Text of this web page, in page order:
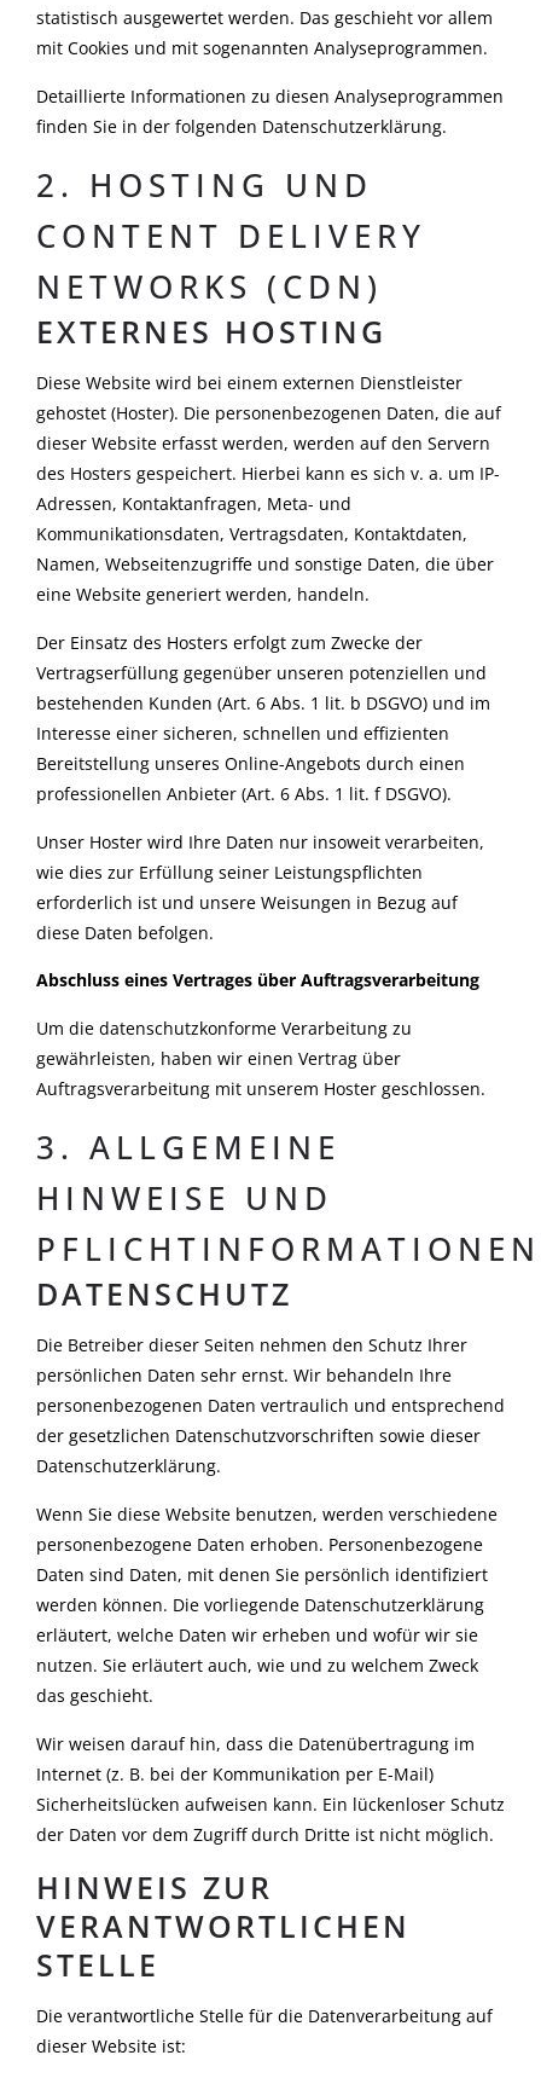
statistisch ausgewertet werden. Das geschieht vor allem
mit Cookies und mit sogenannten Analyseprogrammen.
Detaillierte Informationen zu diesen Analyseprogrammen
finden Sie in der folgenden Datenschutzerklärung.
2. HOSTING UND
CONTENT DELIVERY
NETWORKS (CDN)
EXTERNES HOSTING
Diese Website wird bei einem externen Dienstleister
gehostet (Hoster). Die personenbezogenen Daten, die auf
dieser Website erfasst werden, werden auf den Servern
des Hosters gespeichert. Hierbei kann es sich v. a. um IP-
Adressen, Kontaktanfragen, Meta- und
Kommunikationsdaten, Vertragsdaten, Kontaktdaten,
Namen, Webseitenzugriffe und sonstige Daten, die über
eine Website generiert werden, handeln.
Der Einsatz des Hosters erfolgt zum Zwecke der
Vertragserfüllung gegenüber unseren potenziellen und
bestehenden Kunden (Art. 6 Abs. 1 lit. b DSGVO) und im
Interesse einer sicheren, schnellen und effizienten
Bereitstellung unseres Online-Angebots durch einen
professionellen Anbieter (Art. 6 Abs. 1 lit. f DSGVO).
Unser Hoster wird Ihre Daten nur insoweit verarbeiten,
wie dies zur Erfüllung seiner Leistungspflichten
erforderlich ist und unsere Weisungen in Bezug auf
diese Daten befolgen.
Abschluss eines Vertrages über Auftragsverarbeitung
Um die datenschutzkonforme Verarbeitung zu
gewährleisten, haben wir einen Vertrag über
Auftragsverarbeitung mit unserem Hoster geschlossen.
3. ALLGEMEINE
HINWEISE UND
PFLICHTINFORMATIONEN
DATENSCHUTZ
Die Betreiber dieser Seiten nehmen den Schutz Ihrer
persönlichen Daten sehr ernst. Wir behandeln Ihre
personenbezogenen Daten vertraulich und entsprechend
der gesetzlichen Datenschutzvorschriften sowie dieser
Datenschutzerklärung.
Wenn Sie diese Website benutzen, werden verschiedene
personenbezogene Daten erhoben. Personenbezogene
Daten sind Daten, mit denen Sie persönlich identifiziert
werden können. Die vorliegende Datenschutzerklärung
erläutert, welche Daten wir erheben und wofür wir sie
nutzen. Sie erläutert auch, wie und zu welchem Zweck
das geschieht.
Wir weisen darauf hin, dass die Datenübertragung im
Internet (z. B. bei der Kommunikation per E-Mail)
Sicherheitslücken aufweisen kann. Ein lückenloser Schutz
der Daten vor dem Zugriff durch Dritte ist nicht möglich.
HINWEIS ZUR
VERANTWORTLICHEN
STELLE
Die verantwortliche Stelle für die Datenverarbeitung auf
dieser Website ist: